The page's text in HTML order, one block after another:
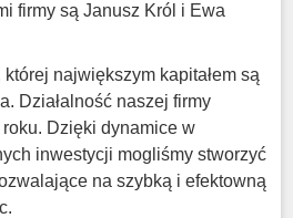
firmy są Janusz Król i Ewa
największym kapitałem są
Działalność naszej firmy
Dzięki dynamice w
inwestycji mogliśmy stworzyć
na szybką i efektowną